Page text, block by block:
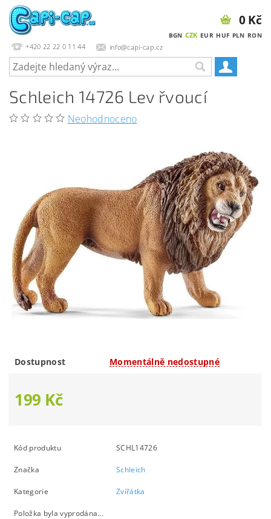
+420 22 22 0 11 44 info@capi-cap.cz
BGN CZK EUR HUF PLN RON
0 Kč
Schleich 14726 Lev řvoucí
Neohodnoceno
Dostupnost Momentálně nedostupné
199 Kč
Kód produktu SCHL14726
Značka Schleich
Kategorie Zvířátka
Položka byla vyprodána...